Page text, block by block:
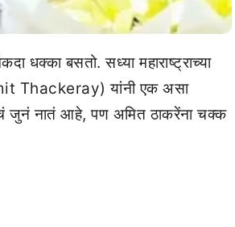
धक्का बसतो. सध्या महाराष्ट्राच्या
Thackeray) यांनी एक असा
जुनं नातं आहे, पण अमित ठाकरेंना चक्क